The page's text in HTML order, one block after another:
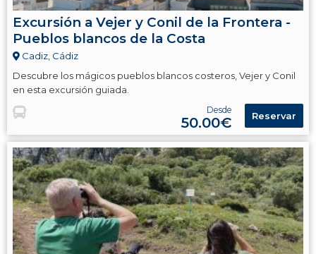
Excursión a Vejer y Conil de la Frontera -
Pueblos blancos de la Costa
Cadiz, Cádiz
Descubre los mágicos pueblos blancos costeros, Vejer y Conil
en esta excursión guiada.
Desde
50.00€ Reservar